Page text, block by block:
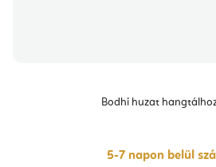
Bodhi huzat
5-7 napon belül